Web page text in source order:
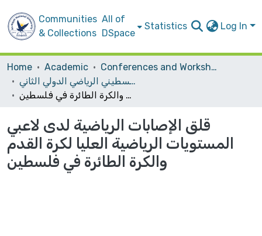
Communities
& Collections
All of
DSpace
Statistics Log In
Home Academic
Conferences and Workshops
المؤتمر العلمي الفلسطيني الرياضي الدولي الثاني
قلق الإصابات الرياضية لدى لاعبي المستويات الرياضية العليا لكرة القدم والكرة الطائرة في فلسطين
قلق الإصابات الرياضية لدى لاعبي
المستويات الرياضية العليا لكرة القدم
والكرة الطائرة في فلسطين